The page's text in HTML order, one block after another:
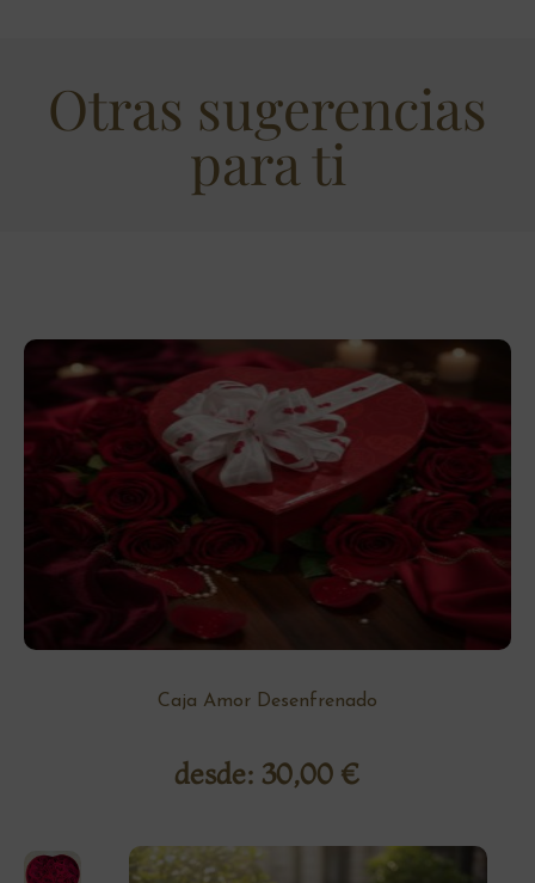
Otras sugerencias
para ti
Caja Amor Desenfrenado
desde: 30,00 €